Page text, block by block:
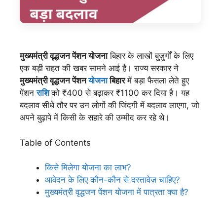
मुख्यमंत्री वृद्धजन पेंशन योजनाबिहार के लाखों बुज़ुर्गों के लिए
एक बड़ी राहत की खबर सामने आई है। राज्य सरकार ने
मुख्यमंत्री वृद्धजन पेंशनयोजनाबिहारमें बड़ा फैसला लेते हुए
पेंशनराशि को ₹400 से बढ़ाकर ₹1100 कर दिया है। यह
बदलाव सीधे तौर पर उन लोगों की जिंदगी में बदलाव लाएगा, जो
अपने बुढ़ापे में किसी के सहारे की उम्मीद कर रहे थे।
Table of Contents
किसे मिलेगा योजना का लाभ?
आवेदन के लिए कौन-कौन से दस्तावेज़ चाहिए?
मुख्यमंत्री वृद्धजन पेंशन योजना में पात्रता क्या है?